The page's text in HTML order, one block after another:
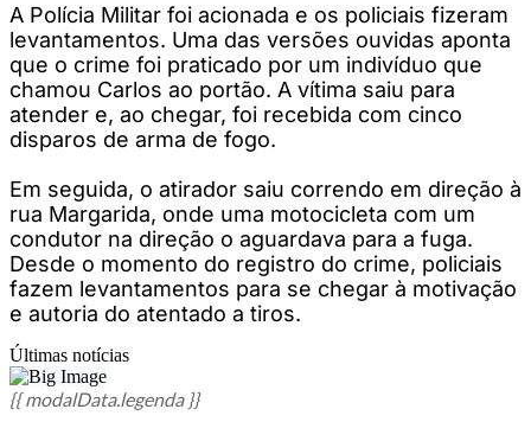
A Polícia Militar foi acionada e os policiais fizeram
levantamentos. Uma das versões ouvidas aponta
que o crime foi praticado por um indivíduo que
chamou Carlos ao portão. A vítima saiu para
atender e, ao chegar, foi recebida com cinco
disparos de arma de fogo.
Em seguida, o atirador saiu correndo em direção à
rua Margarida, onde uma motocicleta com um
condutor na direção o aguardava para a fuga.
Desde o momento do registro do crime, policiais
fazem levantamentos para se chegar à motivação
e autoria do atentado a tiros.
Últimas notícias
{{ modalData.legenda }}